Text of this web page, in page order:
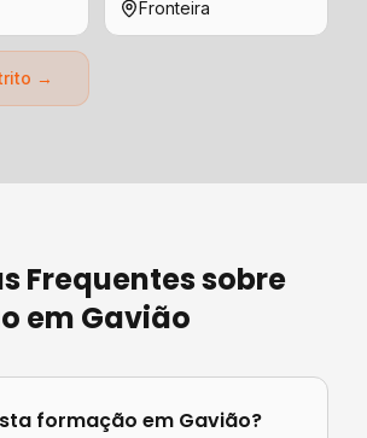
Fronteira
→
Frequentes sobre
em Gavião
formação em Gavião?